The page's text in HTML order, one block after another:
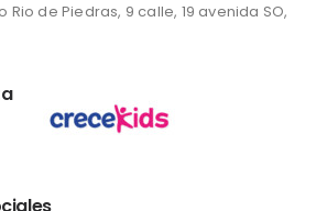
Rio de Piedras, 9 calle, 19 avenida SO,